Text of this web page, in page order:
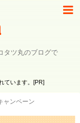
タツ丸のブログで
ています。[PR]
ャンペーン